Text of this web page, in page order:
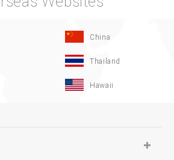
China
Thailand
Hawaii